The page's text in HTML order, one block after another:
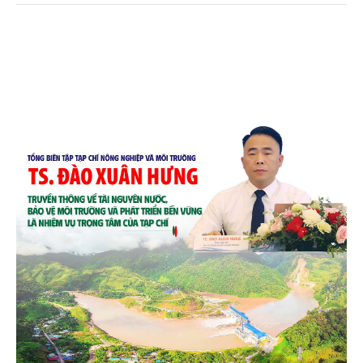
chén, dĩa... từ mo cau đã được thị trường trong nước